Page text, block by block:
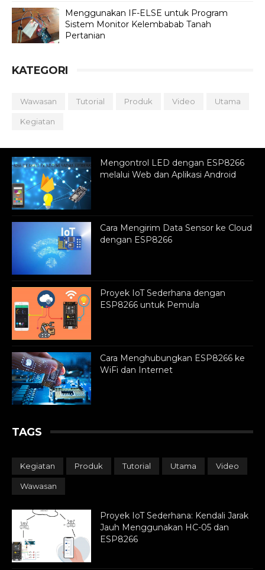
Menggunakan IF-ELSE untuk Program
Sistem Monitor Kelembabab Tanah
Pertanian
KATEGORI
Wawasan Tutorial Produk Video Utama
Kegiatan
Mengontrol LED dengan ESP8266
melalui Web dan Aplikasi Android
Cara Mengirim Data Sensor ke Cloud
dengan ESP8266
Proyek IoT Sederhana dengan
ESP8266 untuk Pemula
Cara Menghubungkan ESP8266 ke
WiFi dan Internet
TAGS
Kegiatan Produk Tutorial Utama Video
Wawasan
Proyek IoT Sederhana: Kendali Jarak
Jauh Menggunakan HC-05 dan
ESP8266